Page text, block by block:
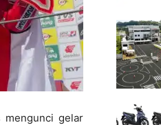
mengunci gelar